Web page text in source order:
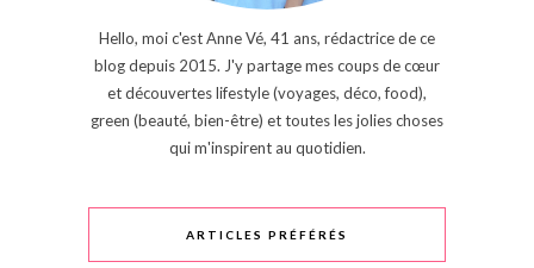
Hello, moi c'est Anne Vé, 41 ans, rédactrice de ce
blog depuis 2015. J'y partage mes coups de cœur
et découvertes lifestyle (voyages, déco, food),
green (beauté, bien-être) et toutes les jolies choses
qui m'inspirent au quotidien.
ARTICLES PRÉFÉRÉS